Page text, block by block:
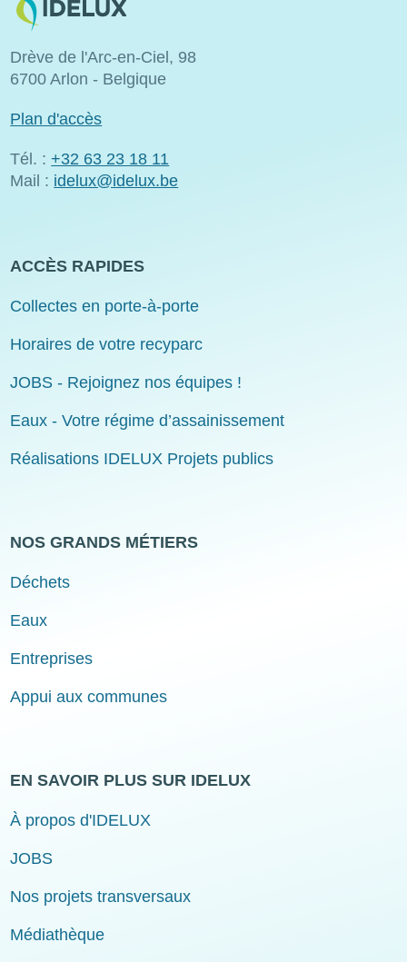
Drève de l'Arc-en-Ciel, 98
6700 Arlon - Belgique
Plan d'accès
Tél. : +32 63 23 18 11
Mail : idelux@idelux.be
ACCÈS RAPIDES
Collectes en porte-à-porte
Horaires de votre recyparc
JOBS - Rejoignez nos équipes !
Eaux - Votre régime d’assainissement
Réalisations IDELUX Projets publics
NOS GRANDS MÉTIERS
Déchets
Eaux
Entreprises
Appui aux communes
EN SAVOIR PLUS SUR IDELUX
À propos d'IDELUX
JOBS
Nos projets transversaux
Médiathèque